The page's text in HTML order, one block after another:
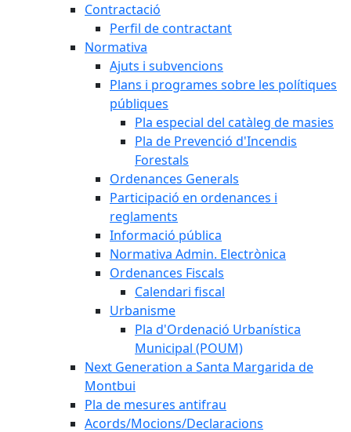
Contractació
Perfil de contractant
Normativa
Ajuts i subvencions
Plans i programes sobre les polítiques
públiques
Pla especial del catàleg de masies
Pla de Prevenció d'Incendis
Forestals
Ordenances Generals
Participació en ordenances i
reglaments
Informació pública
Normativa Admin. Electrònica
Ordenances Fiscals
Calendari fiscal
Urbanisme
Pla d'Ordenació Urbanística
Municipal (POUM)
Next Generation a Santa Margarida de
Montbui
Pla de mesures antifrau
Acords/Mocions/Declaracions